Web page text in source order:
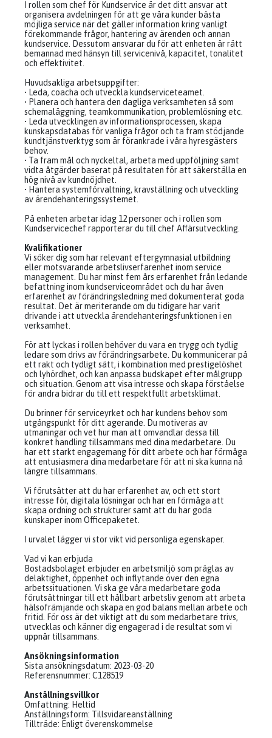
I rollen som chef för Kundservice är det ditt ansvar att
organisera avdelningen för att ge våra kunder bästa
möjliga service när det gäller information kring vanligt
förekommande frågor, hantering av ärenden och annan
kundservice. Dessutom ansvarar du för att enheten är rätt
bemannad med hänsyn till servicenivå, kapacitet, tonalitet
och effektivitet.
Huvudsakliga arbetsuppgifter:
• Leda, coacha och utveckla kundserviceteamet.
• Planera och hantera den dagliga verksamheten så som
schemaläggning, teamkommunikation, problemlösning etc.
• Leda utvecklingen av informationsprocessen, skapa
kunskapsdatabas för vanliga frågor och ta fram stödjande
kundtjänstverktyg som är förankrade i våra hyresgästers
behov.
• Ta fram mål och nyckeltal, arbeta med uppföljning samt
vidta åtgärder baserat på resultaten för att säkerställa en
hög nivå av kundnöjdhet.
• Hantera systemförvaltning, kravställning och utveckling
av ärendehanteringssystemet.
På enheten arbetar idag 12 personer och i rollen som
Kundservicechef rapporterar du till chef Affärsutveckling.
Kvalifikationer
Vi söker dig som har relevant eftergymnasial utbildning
eller motsvarande arbetslivserfarenhet inom service
management. Du har minst fem års erfarenhet från ledande
befattning inom kundserviceområdet och du har även
erfarenhet av förändringsledning med dokumenterat goda
resultat. Det är meriterande om du tidigare har varit
drivande i att utveckla ärendehanteringsfunktionen i en
verksamhet.
För att lyckas i rollen behöver du vara en trygg och tydlig
ledare som drivs av förändringsarbete. Du kommunicerar på
ett rakt och tydligt sätt, i kombination med prestigelöshet
och lyhördhet, och kan anpassa budskapet efter målgrupp
och situation. Genom att visa intresse och skapa förståelse
för andra bidrar du till ett respektfullt arbetsklimat.
Du brinner för serviceyrket och har kundens behov som
utgångspunkt för ditt agerande. Du motiveras av
utmaningar och vet hur man att omvandlar dessa till
konkret handling tillsammans med dina medarbetare. Du
har ett starkt engagemang för ditt arbete och har förmåga
att entusiasmera dina medarbetare för att ni ska kunna nå
längre tillsammans.
Vi förutsätter att du har erfarenhet av, och ett stort
intresse för, digitala lösningar och har en förmåga att
skapa ordning och strukturer samt att du har goda
kunskaper inom Officepaketet.
I urvalet lägger vi stor vikt vid personliga egenskaper.
Vad vi kan erbjuda
Bostadsbolaget erbjuder en arbetsmiljö som präglas av
delaktighet, öppenhet och inflytande över den egna
arbetssituationen. Vi ska ge våra medarbetare goda
förutsättningar till ett hållbart arbetsliv genom att arbeta
hälsofrämjande och skapa en god balans mellan arbete och
fritid. För oss är det viktigt att du som medarbetare trivs,
utvecklas och känner dig engagerad i de resultat som vi
uppnår tillsammans.
Ansökningsinformation
Sista ansökningsdatum: 2023-03-20
Referensnummer: C128519
Anställningsvillkor
Omfattning: Heltid
Anställningsform: Tillsvidareanställning
Tillträde: Enligt överenskommelse